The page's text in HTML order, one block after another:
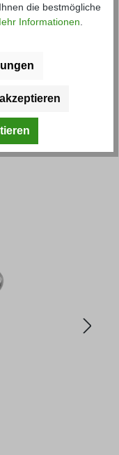
die bestmögliche
Informationen